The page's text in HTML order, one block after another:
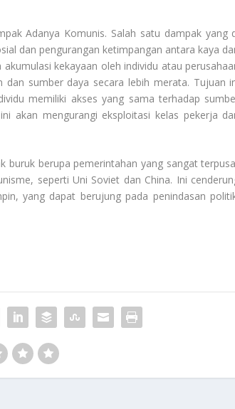
Adanya Komunis. Salah satu dampak yang
dan pengurangan ketimpangan antara kaya
kekayaan oleh individu atau
dan sumber daya secara lebih merata. Tujuan
memiliki akses yang sama terhadap
akan mengurangi eksploitasi kelas pekerja
buruk berupa pemerintahan yang sangat
seperti Uni Soviet dan China. Ini
yang dapat berujung pada penindasan